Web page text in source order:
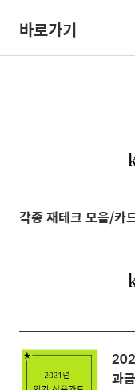
바로가기
각종 재테크 모음/카
과